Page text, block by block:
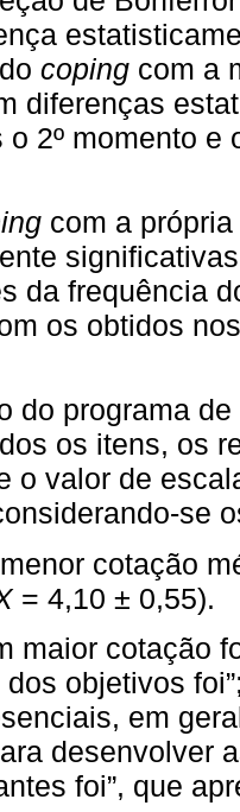
coping com a
diferenças
o 2º momento e
com a
da frequência
os obtidos
do programa
os itens, os
o valor de
se
cotação
= 4,10 ± 0,55).
maior cotação
objetivos
em
desenvolver
foi”, que